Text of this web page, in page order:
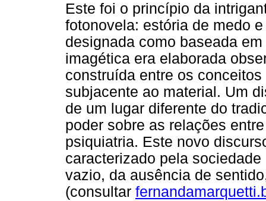
Este foi o princípio da
fotonovela: estória de medo
designada como baseada
imagética era elaborada
construída entre os
subjacente ao material. Um
de um lugar diferente do
poder sobre as relações
psiquiatria. Este novo
caracterizado pela
vazio, da ausência de
(consultar